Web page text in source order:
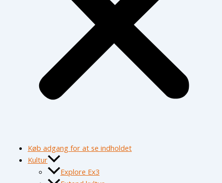
Køb adgang for at se indholdet
Kultur
Explore Ex3